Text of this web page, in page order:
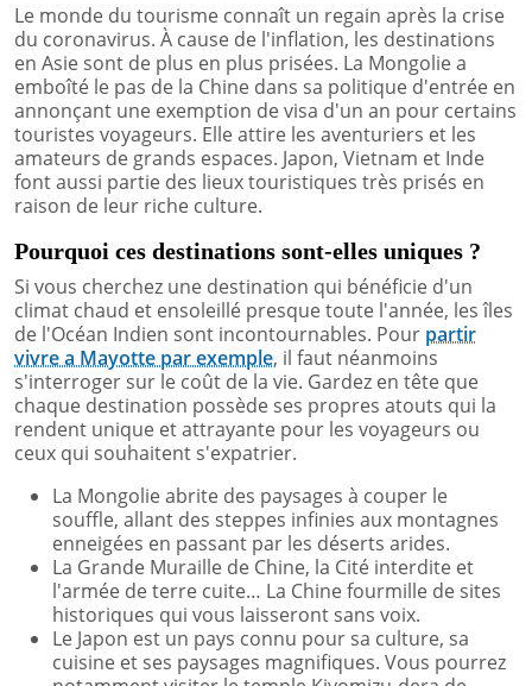
Le monde du tourisme connaît un regain après la crise
du coronavirus. À cause de l'inflation, les destinations
en Asie sont de plus en plus prisées. La Mongolie a
emboîté le pas de la Chine dans sa politique d'entrée en
annonçant une exemption de visa d'un an pour certains
touristes voyageurs. Elle attire les aventuriers et les
amateurs de grands espaces. Japon, Vietnam et Inde
font aussi partie des lieux touristiques très prisés en
raison de leur riche culture.
Pourquoi ces destinations sont-elles uniques ?
Si vous cherchez une destination qui bénéficie d'un
climat chaud et ensoleillé presque toute l'année, les îles
de l'Océan Indien sont incontournables. Pour partir
vivre a Mayotte par exemple, il faut néanmoins
s'interroger sur le coût de la vie. Gardez en tête que
chaque destination possède ses propres atouts qui la
rendent unique et attrayante pour les voyageurs ou
ceux qui souhaitent s'expatrier.
La Mongolie abrite des paysages à couper le
souffle, allant des steppes infinies aux montagnes
enneigées en passant par les déserts arides.
La Grande Muraille de Chine, la Cité interdite et
l'armée de terre cuite… La Chine fourmille de sites
historiques qui vous laisseront sans voix.
Le Japon est un pays connu pour sa culture, sa
cuisine et ses paysages magnifiques. Vous pourrez